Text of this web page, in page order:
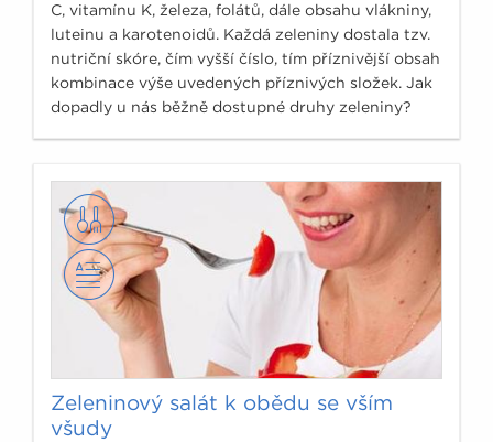
C, vitamínu K, železa, folátů, dále obsahu vlákniny,
luteinu a karotenoidů. Každá zeleniny dostala tzv.
nutriční skóre, čím vyšší číslo, tím příznivější obsah
kombinace výše uvedených příznivých složek. Jak
dopadly u nás běžně dostupné druhy zeleniny?
Zeleninový salát k obědu se vším
všudy